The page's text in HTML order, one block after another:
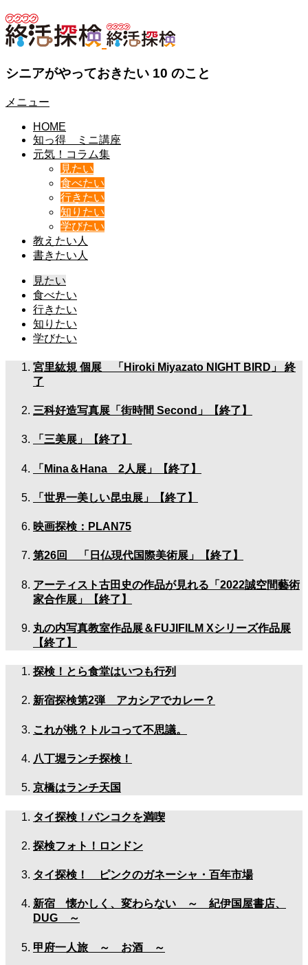
シニアがやっておきたい 10 のこと
メニュー
HOME
知っ得 ミニ講座
元気！コラム集
見たい
食べたい
行きたい
知りたい
学びたい
教えたい人
書きたい人
見たい
食べたい
行きたい
知りたい
学びたい
宮里紘規 個展 「Hiroki Miyazato NIGHT BIRD」 終
了
三科好造写真展「街時間 Second」【終了】
「三美展」【終了】
「Mina＆Hana 2人展」【終了】
「世界一美しい昆虫展」【終了】
映画探検：PLAN75
第26回 「日仏現代国際美術展」【終了】
アーティスト古田史の作品が見れる「2022誠空間藝術
家合作展」【終了】
丸の内写真教室作品展＆FUJIFILM Xシリーズ作品展
【終了】
探検！とら食堂はいつも行列
新宿探検第2弾 アカシアでカレー？
これが桃？トルコって不思議。
八丁堀ランチ探検！
京橋はランチ天国
タイ探検！バンコクを満喫
探検フォト！ロンドン
タイ探検！ ピンクのガネーシャ・百年市場
新宿 懐かしく、変わらない ～ 紀伊国屋書店、
DUG ～
甲府一人旅 ～ お酒 ～